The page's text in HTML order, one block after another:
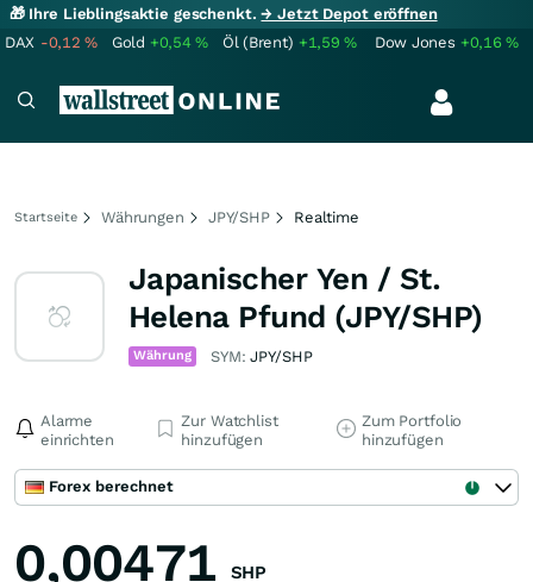
🎁 Ihre Lieblingsaktie geschenkt.→ Jetzt Depot eröffnen
DAX -0,12% Gold +0,54% Öl (Brent) +1,59% Dow Jones +0,16%
Startseite Währungen JPY/SHP Realtime
Japanischer Yen / St.
Helena Pfund (JPY/SHP)
Währung SYM:JPY/SHP
Alarme
einrichten
Zur Watchlist
hinzufügen
Zum Portfolio
hinzufügen
Forex berechnet
0,00471 SHP